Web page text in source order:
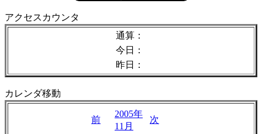
アクセスカウンタ
通算：
今日：
昨日：
カレンダ移動
前
2005年
11月
次